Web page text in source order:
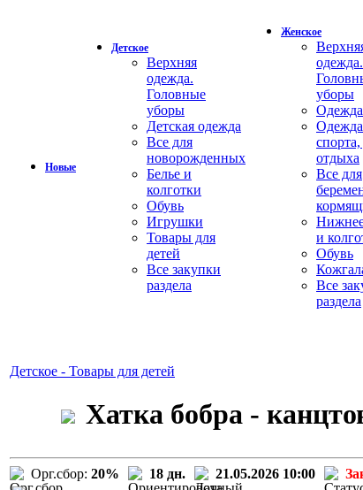
Новые
Детское
Верхняя
одежда.
Головные
уборы
Детская одежда
Все для
новорожденных
Белье и
колготки
Обувь
Игрушки
Товары для
детей
Все закупки
раздела
Женское
одежда.
уборы
Одежда
отдыха
Все для
и
Обувь
Все
раздела
Детское - Товары для детей
Хатка бобра -
Орг.сбор: 20% 18 дн. 21.05.2026 10:00